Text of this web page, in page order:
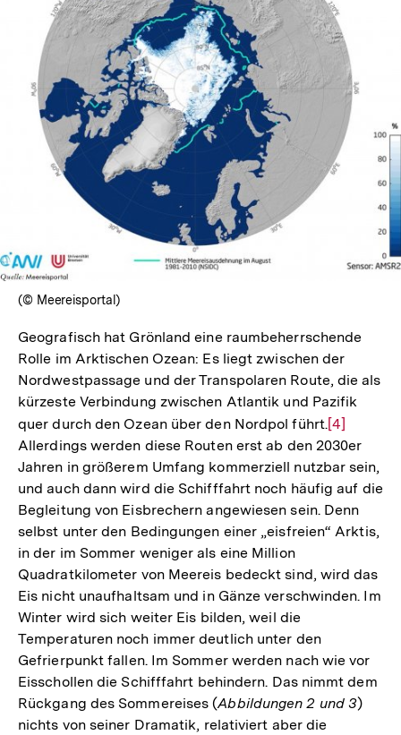
In
Lightbox
öffnen
(© Meereisportal)
Geografisch hat Grönland eine raumbeherrschende
Rolle im Arktischen Ozean: Es liegt zwischen der
Nordwestpassage und der Transpolaren Route, die als
kürzeste Verbindung zwischen Atlantik und Pazifik
quer durch den Ozean über den Nordpol führt.Zur
Auflösung
der
Fußnote
[4]
Allerdings werden diese Routen erst ab den 2030er
Jahren in größerem Umfang kommerziell nutzbar sein,
und auch dann wird die Schifffahrt noch häufig auf die
Begleitung von Eisbrechern angewiesen sein. Denn
selbst unter den Bedingungen einer „eisfreien“ Arktis,
in der im Sommer weniger als eine Million
Quadratkilometer von Meereis bedeckt sind, wird das
Eis nicht unaufhaltsam und in Gänze verschwinden. Im
Winter wird sich weiter Eis bilden, weil die
Temperaturen noch immer deutlich unter den
Gefrierpunkt fallen. Im Sommer werden nach wie vor
Eisschollen die Schifffahrt behindern. Das nimmt dem
Rückgang des Sommereises (Abbildungen 2 und 3)
nichts von seiner Dramatik, relativiert aber die